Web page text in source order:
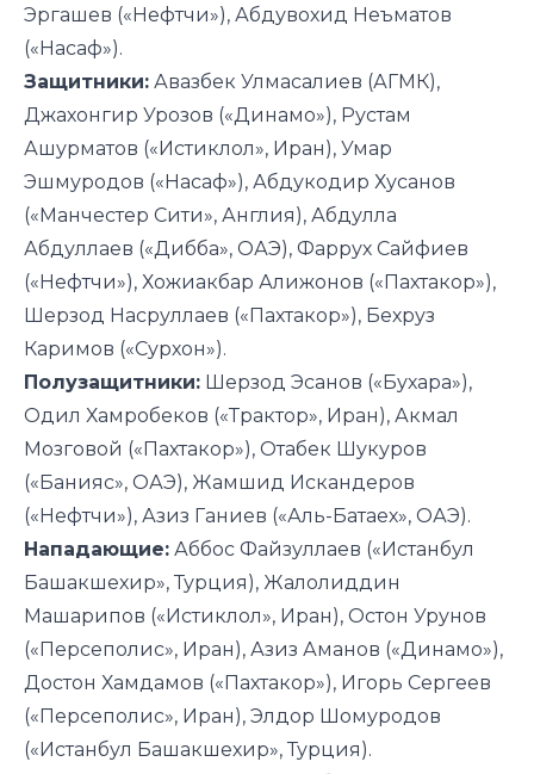
Эргашев («Нефтчи»), Абдувохид Неъматов
(«Насаф»).
Защитники: Авазбек Улмасалиев (АГМК),
Джахонгир Урозов («Динамо»), Рустам
Ашурматов («Истиклол», Иран), Умар
Эшмуродов («Насаф»), Абдукодир Хусанов
(«Манчестер Сити», Англия), Абдулла
Абдуллаев («Дибба», ОАЭ), Фаррух Сайфиев
(«Нефтчи»), Хожиакбар Алижонов («Пахтакор»),
Шерзод Насруллаев («Пахтакор»), Бехруз
Каримов («Сурхон»).
Полузащитники: Шерзод Эсанов («Бухара»),
Одил Хамробеков («Трактор», Иран), Акмал
Мозговой («Пахтакор»), Отабек Шукуров
(«Банияс», ОАЭ), Жамшид Искандеров
(«Нефтчи»), Азиз Ганиев («Аль-Батаех», ОАЭ).
Нападающие: Аббос Файзуллаев («Истанбул
Башакшехир», Турция), Жалолиддин
Машарипов («Истиклол», Иран), Остон Урунов
(«Персеполис», Иран), Азиз Аманов («Динамо»),
Достон Хамдамов («Пахтакор»), Игорь Сергеев
(«Персеполис», Иран), Элдор Шомуродов
(«Истанбул Башакшехир», Турция).